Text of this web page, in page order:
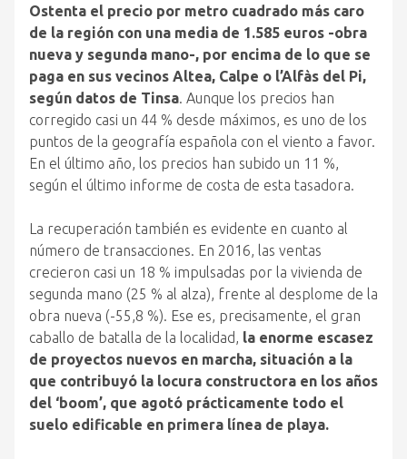
Ostenta el precio por metro cuadrado más caro
de la región con una media de 1.585 euros -obra
nueva y segunda mano-, por encima de lo que se
paga en sus vecinos Altea, Calpe o l’Alfàs del Pi,
según datos de Tinsa. Aunque los precios han
corregido casi un 44 % desde máximos, es uno de los
puntos de la geografía española con el viento a favor.
En el último año, los precios han subido un 11 %,
según el último informe de costa de esta tasadora.
La recuperación también es evidente en cuanto al
número de transacciones. En 2016, las ventas
crecieron casi un 18 % impulsadas por la vivienda de
segunda mano (25 % al alza), frente al desplome de la
obra nueva (-55,8 %). Ese es, precisamente, el gran
caballo de batalla de la localidad, la enorme escasez
de proyectos nuevos en marcha, situación a la
que contribuyó la locura constructora en los años
del ‘boom’, que agotó prácticamente todo el
suelo edificable en primera línea de playa.